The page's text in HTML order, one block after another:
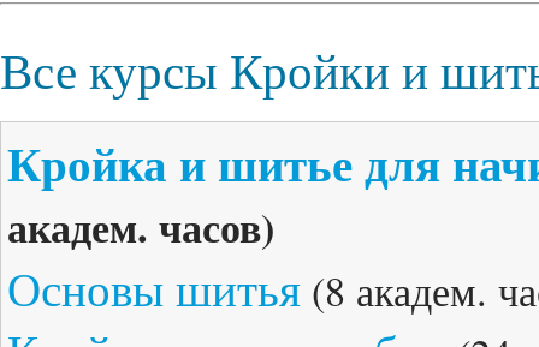
Все курсы Кройки и
Кройка и шитье для
академ. часов)
Основы шитья (8 академ.